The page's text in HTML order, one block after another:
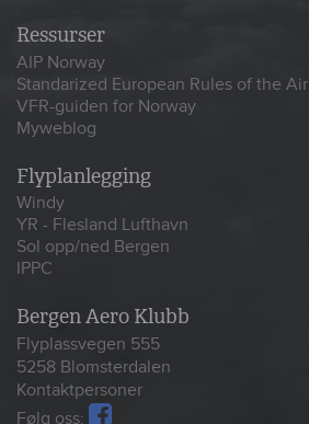
Ressurser
AIP Norway
Standarized European Rules of the Air
VFR-guiden for Norway
Myweblog
Flyplanlegging
Windy
YR - Flesland Lufthavn
Sol opp/ned Bergen
IPPC
Bergen Aero Klubb
Flyplassvegen 555
5258 Blomsterdalen
Kontaktpersoner
Følg oss: